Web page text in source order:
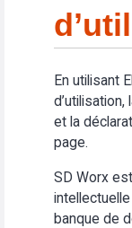
En utilisant
et la
page.
SD Worx
banque de